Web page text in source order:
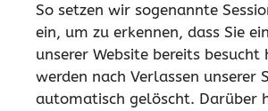
So setzen wir sogenannte
ein, um zu erkennen, dass Sie
unserer Website bereits besucht
werden nach Verlassen unserer
automatisch gelöscht. Darüber